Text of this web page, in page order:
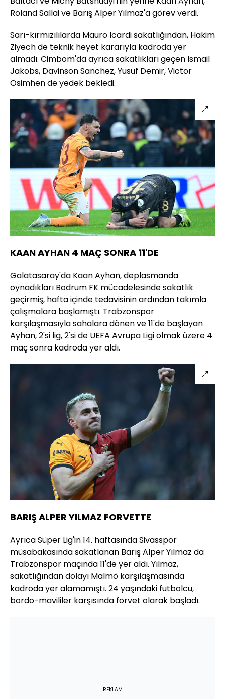
Roland Sallai ve Barış Alper Yılmaz'a görev verdi.
Sarı-kırmızılılarda Mauro Icardi sakatlığından, Hakim
Ziyech de teknik heyet kararıyla kadroda yer
almadı. Cimbom'da ayrıca sakatlıkları geçen Ismail
Jakobs, Davinson Sanchez, Yusuf Demir, Victor
Osimhen de yedek bekledi.
KAAN AYHAN 4 MAÇ SONRA 11'DE
Galatasaray'da Kaan Ayhan, deplasmanda
oynadıkları Bodrum FK mücadelesinde sakatlık
geçirmiş, hafta içinde tedavisinin ardından takımla
çalışmalara başlamıştı. Trabzonspor
karşılaşmasıyla sahalara dönen ve 11'de başlayan
Ayhan, 2'si lig, 2'si de UEFA Avrupa Ligi olmak üzere 4
maç sonra kadroda yer aldı.
BARIŞ ALPER YILMAZ FORVETTE
Ayrıca Süper Lig'in 14. haftasında Sivasspor
müsabakasında sakatlanan Barış Alper Yılmaz da
Trabzonspor maçında 11'de yer aldı. Yılmaz,
sakatlığından dolayı Malmö karşılaşmasında
kadroda yer alamamıştı. 24 yaşındaki futbolcu,
bordo-mavililer karşısında forvet olarak başladı.
REKLAM